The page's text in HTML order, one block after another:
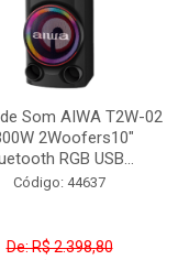
Som AIWA T2W-02
2Woofers10"
RGB USB...
Código: 44637
De: R$ 2.398,80